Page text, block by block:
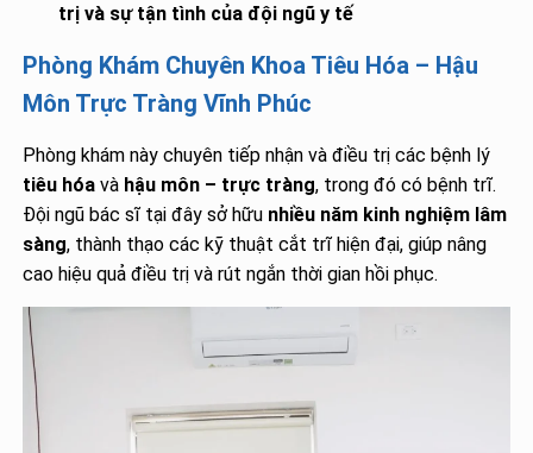
trị và sự tận tình của đội ngũ y tế
Phòng Khám Chuyên Khoa Tiêu Hóa – Hậu
Môn Trực Tràng Vĩnh Phúc
Phòng khám này chuyên tiếp nhận và điều trị các bệnh lý
tiêu hóa và hậu môn – trực tràng, trong đó có bệnh trĩ.
Đội ngũ bác sĩ tại đây sở hữu nhiều năm kinh nghiệm lâm
sàng, thành thạo các kỹ thuật cắt trĩ hiện đại, giúp nâng
cao hiệu quả điều trị và rút ngắn thời gian hồi phục.